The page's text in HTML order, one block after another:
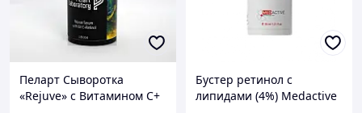
Пеларт Сыворотка
«Rejuve» с Витамином С+
Бустер ретинол с
липидами (4%) Medactive